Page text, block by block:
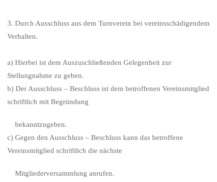
3. Durch Ausschluss aus dem Turnverein bei vereinsschädigendem
Verhalten.
a) Hierbei ist dem Auszuschließenden Gelegenheit zur
Stellungnahme zu geben.
b) Der Ausschluss – Beschluss ist dem betroffenen Vereinsmitglied
schriftlich mit Begründung
bekanntzugeben.
c) Gegen den Ausschluss – Beschluss kann das betroffene
Vereinsmitglied schriftlich die nächste
Mitgliederversammlung anrufen.